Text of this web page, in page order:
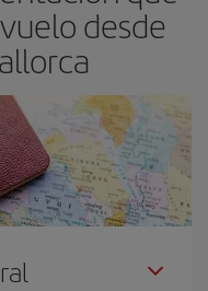
desde